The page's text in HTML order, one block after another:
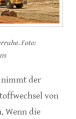
Foto:
der
von
Wenn die